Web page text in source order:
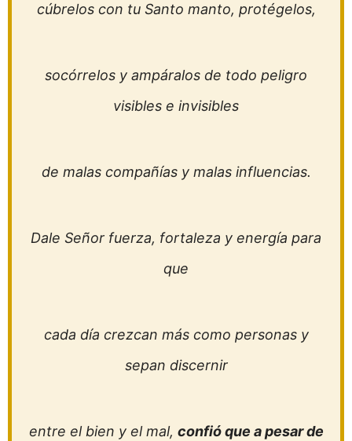
cúbrelos con tu Santo manto, protégelos,
socórrelos y ampáralos de todo peligro
visibles e invisibles
de malas compañías y malas influencias.
Dale Señor fuerza, fortaleza y energía para
que
cada día crezcan más como personas y
sepan discernir
entre el bien y el mal, confió que a pesar de